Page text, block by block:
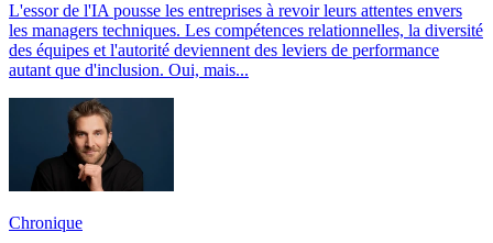
L'essor de l'IA pousse les entreprises à revoir leurs attentes envers
les managers techniques. Les compétences relationnelles, la diversité
des équipes et l'autorité deviennent des leviers de performance
autant que d'inclusion. Oui, mais...
Chronique